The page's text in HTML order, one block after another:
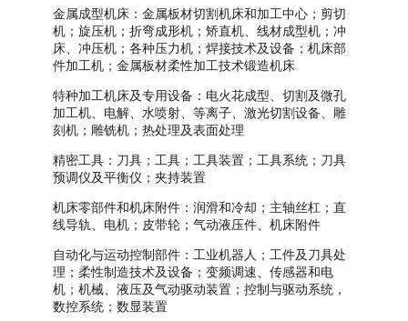
金属成型机床：金属板材切割机床和加工中心；剪切
机；旋压机；折弯成形机；矫直机、线材成型机；冲
床、冲压机；各种压力机；焊接技术及设备；机床部
件加工机；金属板材柔性加工技术锻造机床
特种加工机床及专用设备：电火花成型、切割及微孔
加工机、电解、水喷射、等离子、激光切割设备、雕
刻机；雕铣机；热处理及表面处理
精密工具：刀具；工具；工具装置；工具系统；刀具
预调仪及平衡仪；夹持装置
机床零部件和机床附件：润滑和冷却；主轴丝杠；直
线导轨、电机；皮带轮；气动液压件、机床附件
自动化与运动控制部件：工业机器人；工件及刀具处
理；柔性制造技术及设备；变频调速、传感器和电
机；机械、液压及气动驱动装置；控制与驱动系统，
数控系统；数显装置